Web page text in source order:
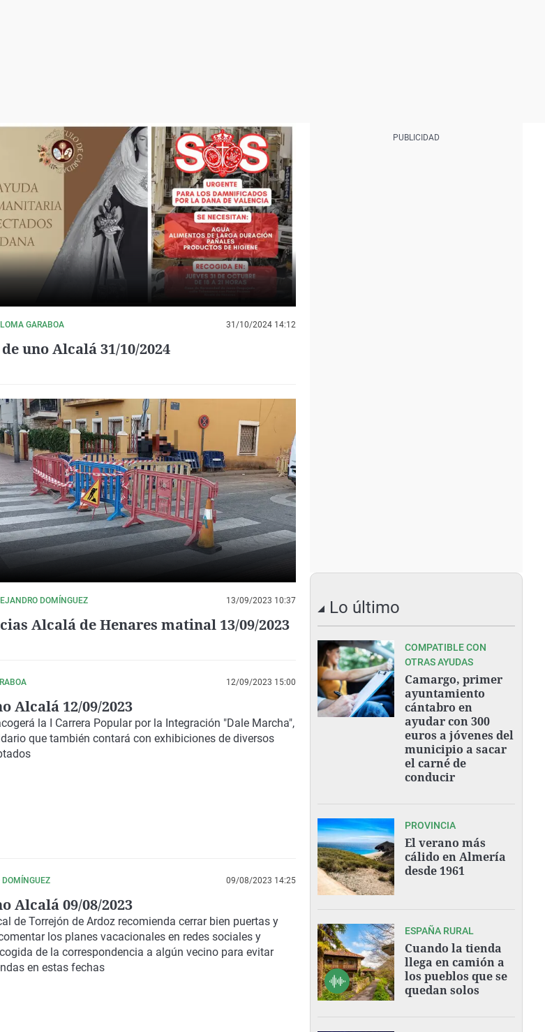
GARABOA 31/10/2024 14:12
uno Alcalá 31/10/2024
DOMÍNGUEZ 13/09/2023 10:37
Alcalá de Henares matinal 13/09/2023
12/09/2023 15:00
Alcalá 12/09/2023
la I Carrera Popular por la Integración "Dale Marcha",
que también contará con exhibiciones de diversos
09/08/2023 14:25
Alcalá 09/08/2023
de Torrejón de Ardoz recomienda cerrar bien puertas y
los planes vacacionales en redes sociales y
de la correspondencia a algún vecino para evitar
en estas fechas
Lo último
COMPATIBLE CON
OTRAS AYUDAS
Camargo, primer
ayuntamiento
cántabro en
ayudar con 300
euros a jóvenes del
municipio a sacar
el carné de
conducir
PROVINCIA
El verano más
cálido en Almería
desde 1961
ESPAÑA RURAL
Cuando la tienda
llega en camión a
los pueblos que se
quedan solos